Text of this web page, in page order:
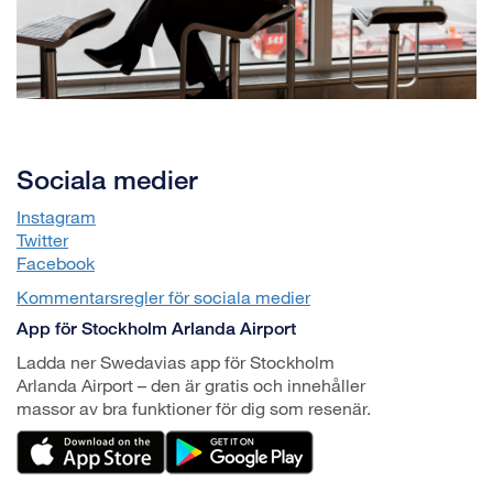
Sociala medier
Instagram
Twitter
Facebook
Kommentarsregler för sociala medier
App för Stockholm Arlanda Airport
Ladda ner Swedavias app för Stockholm
Arlanda Airport – den är gratis och innehåller
massor av bra funktioner för dig som resenär.